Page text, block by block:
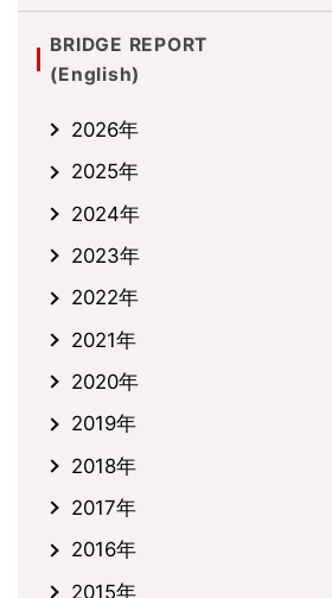
BRIDGE REPORT
(English)
2026年
2025年
2024年
2023年
2022年
2021年
2020年
2019年
2018年
2017年
2016年
2015年